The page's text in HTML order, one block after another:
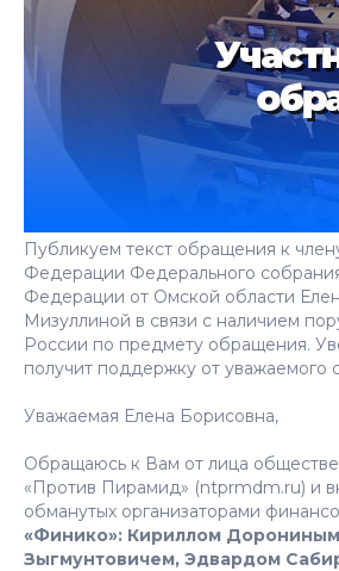
Публикуем текст обращения к
Федерации Федерального
Федерации от Омской области
Мизуллиной в связи с наличием
России по предмету обращения.
получит поддержку от уважаемого
Уважаемая Елена Борисовна,
Обращаюсь к Вам от лица
«Против Пирамид» (ntprmdm.ru) и
обманутых организаторами
«Финико»: Кириллом
Зыгмунтовичем, Эдвардом